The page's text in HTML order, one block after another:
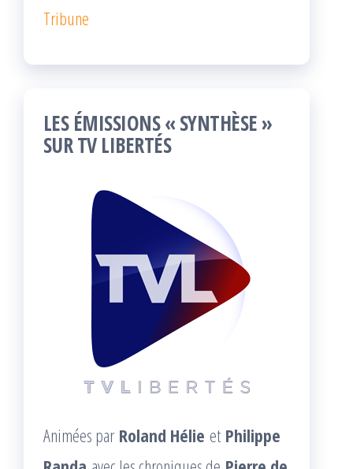
Tribune
LES ÉMISSIONS « SYNTHÈSE »
SUR TV LIBERTÉS
Animées par Roland Hélie et Philippe